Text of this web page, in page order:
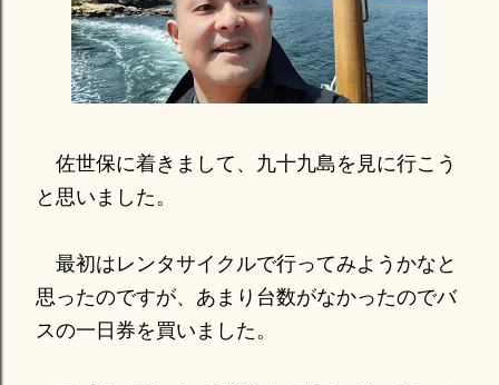
佐世保に着きまして、九十九島を見に行こう
と思いました。
最初はレンタサイクルで行ってみようかなと
思ったのですが、あまり台数がなかったのでバ
スの一日券を買いました。